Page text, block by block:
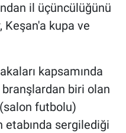
il üçüncülüğünü
Keşan'a kupa ve
kapsamında
branşlardan biri olan
futbolu)
etabında sergilediği